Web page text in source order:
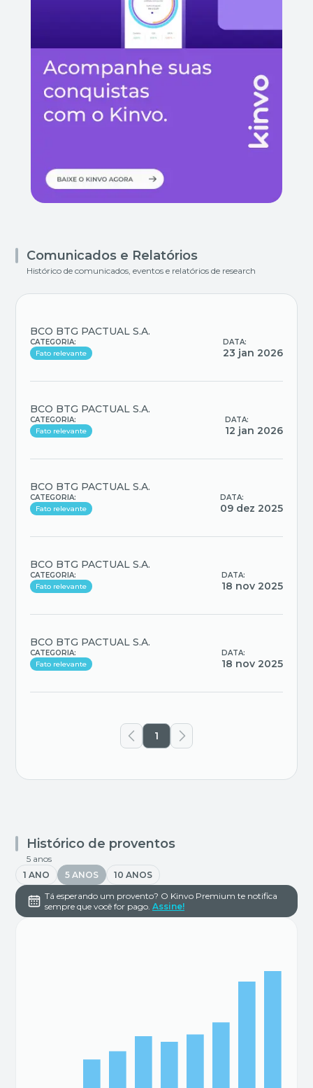
Comunicados e Relatórios
Histórico de comunicados, eventos e relatórios de research
BCO BTG PACTUAL S.A.
CATEGORIA:
Fato relevante
DATA:
23 jan 2026
BCO BTG PACTUAL S.A.
CATEGORIA:
Fato relevante
DATA:
12 jan 2026
BCO BTG PACTUAL S.A.
CATEGORIA:
Fato relevante
DATA:
09 dez 2025
BCO BTG PACTUAL S.A.
CATEGORIA:
Fato relevante
DATA:
18 nov 2025
BCO BTG PACTUAL S.A.
CATEGORIA:
Fato relevante
DATA:
18 nov 2025
1
Histórico de proventos
5 anos
1 ANO
5 ANOS
10 ANOS
Tá esperando um provento? O Kinvo Premium te notifica
sempre que você for pago. Assine!